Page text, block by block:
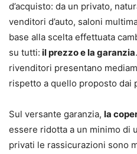
d’acquisto: da un privato,
venditori d’auto, saloni
base alla scelta effettuata
su tutti: il prezzo e la garanzia
rivenditori presentano
rispetto a quello proposto dai
Sul versante garanzia, la
essere ridotta a un minimo di
privati le rassicurazioni sono